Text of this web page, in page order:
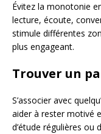
Évitez la monotonie
lecture, écoute,
stimule différentes
plus engageant.
Trouver un
S’associer avec
aider à rester motivé
d’étude régulières ou